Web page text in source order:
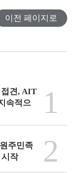
이전 페이지로
접견, AIT
속적으
1
주민족
작
2